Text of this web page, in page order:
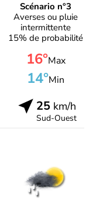
Scénario n°3
Averses ou pluie
intermittente
15% de probabilité
16°Max
14°Min
25 km/h
Sud-Ouest